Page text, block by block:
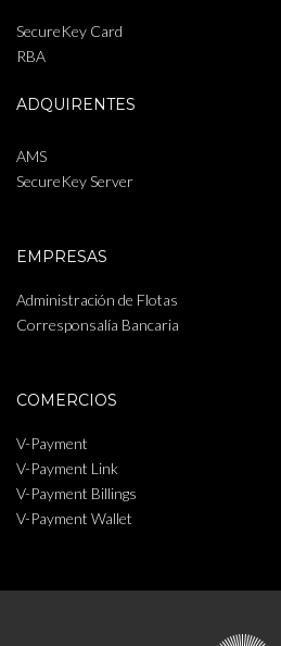
SecureKey Card
RBA
ADQUIRENTES
AMS
SecureKey Server
EMPRESAS
Administración de Flotas
Corresponsalía Bancaria
COMERCIOS
V-Payment
V-Payment Link
V-Payment Billings
V-Payment Wallet